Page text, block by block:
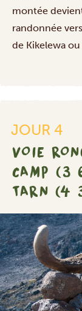
montée
randonnée
de Kikelewa
JOUR 4
VOIE
CAMP (3
TARN (4